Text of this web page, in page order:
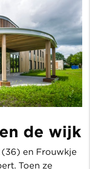
de wijk
en Frouwkje
Toen ze